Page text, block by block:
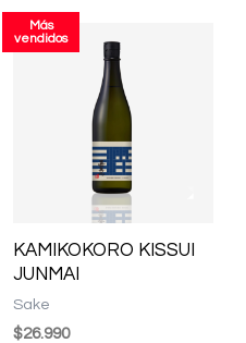
Más
vendidos
KAMIKOKORO KISSUI
JUNMAI
Sake
$26.990